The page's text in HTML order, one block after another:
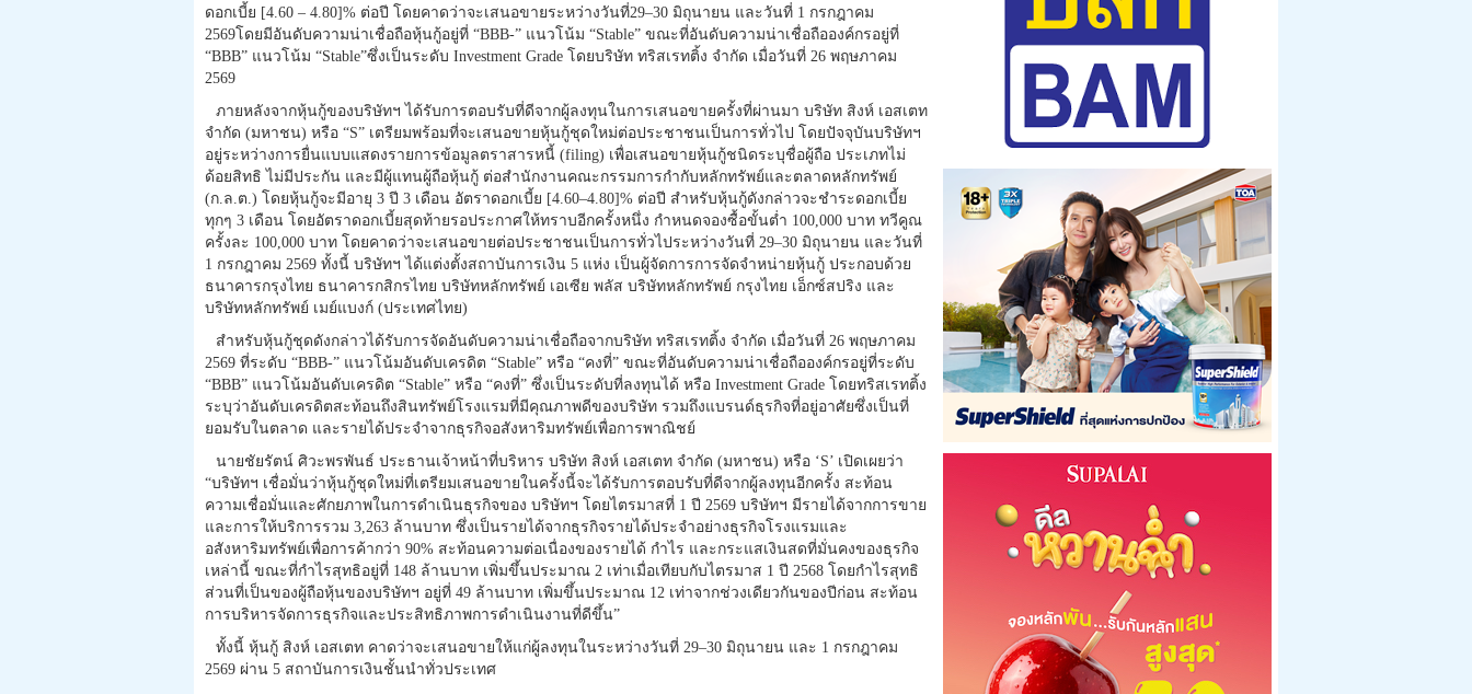
ดอกเบี้ย [4.60 – 4.80]% ต่อปี โดยคาดว่าจะเสนอขายระหว่างวันที่29–30 มิถุนายน และวันที่ 1 กรกฎาคม
2569โดยมีอันดับความน่าเชื่อถือหุ้นกู้อยู่ที่ “BBB-” แนวโน้ม “Stable” ขณะที่อันดับความน่าเชื่อถือองค์กรอยู่ที่
“BBB” แนวโน้ม “Stable”ซึ่งเป็นระดับ Investment Grade โดยบริษัท ทริสเรทติ้ง จำกัด เมื่อวันที่ 26 พฤษภาคม
2569
ภายหลังจากหุ้นกู้ของบริษัทฯ ได้รับการตอบรับที่ดีจากผู้ลงทุนในการเสนอขายครั้งที่ผ่านมา บริษัท สิงห์ เอสเตท
จำกัด (มหาชน) หรือ “S” เตรียมพร้อมที่จะเสนอขายหุ้นกู้ชุดใหม่ต่อประชาชนเป็นการทั่วไป โดยปัจจุบันบริษัทฯ
อยู่ระหว่างการยื่นแบบแสดงรายการข้อมูลตราสารหนี้ (filing) เพื่อเสนอขายหุ้นกู้ชนิดระบุชื่อผู้ถือ ประเภทไม่
ด้อยสิทธิ ไม่มีประกัน และมีผู้แทนผู้ถือหุ้นกู้ ต่อสำนักงานคณะกรรมการกำกับหลักทรัพย์และตลาดหลักทรัพย์
(ก.ล.ต.) โดยหุ้นกู้จะมีอายุ 3 ปี 3 เดือน อัตราดอกเบี้ย [4.60–4.80]% ต่อปี สำหรับหุ้นกู้ดังกล่าวจะชำระดอกเบี้ย
ทุกๆ 3 เดือน โดยอัตราดอกเบี้ยสุดท้ายรอประกาศให้ทราบอีกครั้งหนึ่ง กำหนดจองซื้อขั้นต่ำ 100,000 บาท ทวีคูณ
ครั้งละ 100,000 บาท โดยคาดว่าจะเสนอขายต่อประชาชนเป็นการทั่วไประหว่างวันที่ 29–30 มิถุนายน และวันที่
1 กรกฎาคม 2569 ทั้งนี้ บริษัทฯ ได้แต่งตั้งสถาบันการเงิน 5 แห่ง เป็นผู้จัดการการจัดจำหน่ายหุ้นกู้ ประกอบด้วย
ธนาคารกรุงไทย ธนาคารกสิกรไทย บริษัทหลักทรัพย์ เอเซีย พลัส บริษัทหลักทรัพย์ กรุงไทย เอ็กซ์สปริง และ
บริษัทหลักทรัพย์ เมย์แบงก์ (ประเทศไทย)
สำหรับหุ้นกู้ชุดดังกล่าวได้รับการจัดอันดับความน่าเชื่อถือจากบริษัท ทริสเรทติ้ง จำกัด เมื่อวันที่ 26 พฤษภาคม
2569 ที่ระดับ “BBB-” แนวโน้มอันดับเครดิต “Stable” หรือ “คงที่” ขณะที่อันดับความน่าเชื่อถือองค์กรอยู่ที่ระดับ
“BBB” แนวโน้มอันดับเครดิต “Stable” หรือ “คงที่” ซึ่งเป็นระดับที่ลงทุนได้ หรือ Investment Grade โดยทริสเรทติ้ง
ระบุว่าอันดับเครดิตสะท้อนถึงสินทรัพย์โรงแรมที่มีคุณภาพดีของบริษัท รวมถึงแบรนด์ธุรกิจที่อยู่อาศัยซึ่งเป็นที่
ยอมรับในตลาด และรายได้ประจำจากธุรกิจอสังหาริมทรัพย์เพื่อการพาณิชย์
นายชัยรัตน์ ศิวะพรพันธ์ ประธานเจ้าหน้าที่บริหาร บริษัท สิงห์ เอสเตท จำกัด (มหาชน) หรือ ‘S’ เปิดเผยว่า
“บริษัทฯ เชื่อมั่นว่าหุ้นกู้ชุดใหม่ที่เตรียมเสนอขายในครั้งนี้จะได้รับการตอบรับที่ดีจากผู้ลงทุนอีกครั้ง สะท้อน
ความเชื่อมั่นและศักยภาพในการดำเนินธุรกิจของ บริษัทฯ โดยไตรมาสที่ 1 ปี 2569 บริษัทฯ มีรายได้จากการขาย
และการให้บริการรวม 3,263 ล้านบาท ซึ่งเป็นรายได้จากธุรกิจรายได้ประจำอย่างธุรกิจโรงแรมและ
อสังหาริมทรัพย์เพื่อการค้ากว่า 90% สะท้อนความต่อเนื่องของรายได้ กำไร และกระแสเงินสดที่มั่นคงของธุรกิจ
เหล่านี้ ขณะที่กำไรสุทธิอยู่ที่ 148 ล้านบาท เพิ่มขึ้นประมาณ 2 เท่าเมื่อเทียบกับไตรมาส 1 ปี 2568 โดยกำไรสุทธิ
ส่วนที่เป็นของผู้ถือหุ้นของบริษัทฯ อยู่ที่ 49 ล้านบาท เพิ่มขึ้นประมาณ 12 เท่าจากช่วงเดียวกันของปีก่อน สะท้อน
การบริหารจัดการธุรกิจและประสิทธิภาพการดำเนินงานที่ดีขึ้น”
ทั้งนี้ หุ้นกู้ สิงห์ เอสเตท คาดว่าจะเสนอขายให้แก่ผู้ลงทุนในระหว่างวันที่ 29–30 มิถุนายน และ 1 กรกฎาคม
2569 ผ่าน 5 สถาบันการเงินชั้นนำทั่วประเทศ